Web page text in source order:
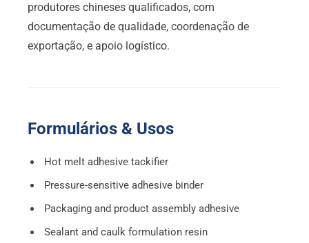
produtores chineses qualificados, com
documentação de qualidade, coordenação de
exportação, e apoio logístico.
Formulários & Usos
Hot melt adhesive tackifier
Pressure-sensitive adhesive binder
Packaging and product assembly adhesive
Sealant and caulk formulation resin